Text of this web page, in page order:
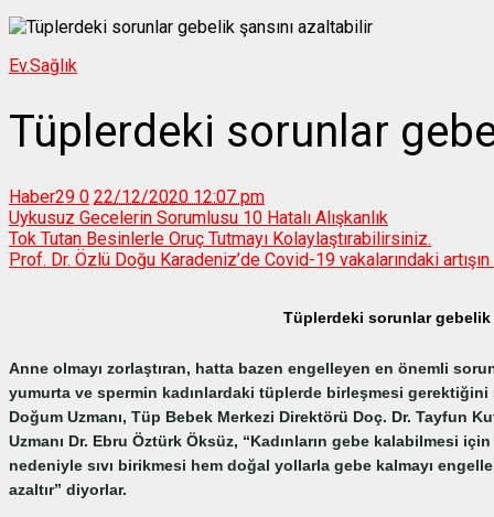
Ev.Sağlık
Tüplerdeki sorunlar
Haber29 0 22/12/2020 12:07 pm
Uykusuz Gecelerin Sorumlusu 10 Hatalı Alışkanlık
Tok Tutan Besinlerle Oruç Tutmayı Kolaylaştırabilirsiniz.
Prof. Dr. Özlü Doğu Karadeniz’de Covid-19 vakalarındaki
Tüplerdeki sorunlar gebelik
Anne olmayı zorlaştıran, hatta bazen engelleyen en önemli
yumurta ve spermin kadınlardaki tüplerde birleşmesi gerektiğini
Doğum Uzmanı, Tüp Bebek Merkezi Direktörü Doç. Dr. Tayfun
Uzmanı Dr. Ebru Öztürk Öksüz, “Kadınların gebe kalabilmesi
nedeniyle sıvı birikmesi hem doğal yollarla gebe kalmayı
azaltır” diyorlar.